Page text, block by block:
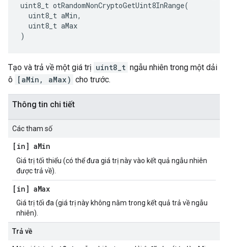
uint8_t otRandomNonCryptoGetUint8InRange(
uint8_t aMin,
uint8_t aMax
)
Tạo và trả về một giá trị uint8_t ngẫu nhiên trong một dải
ô [aMin, aMax) cho trước.
Thông tin chi tiết
Các tham số
[in] aMin
Giá trị tối thiểu (có thể đưa giá trị này vào kết quả ngẫu nhiên
được trả về).
[in] aMax
Giá trị tối đa (giá trị này không nằm trong kết quả trả về ngẫu
nhiên).
Trả về